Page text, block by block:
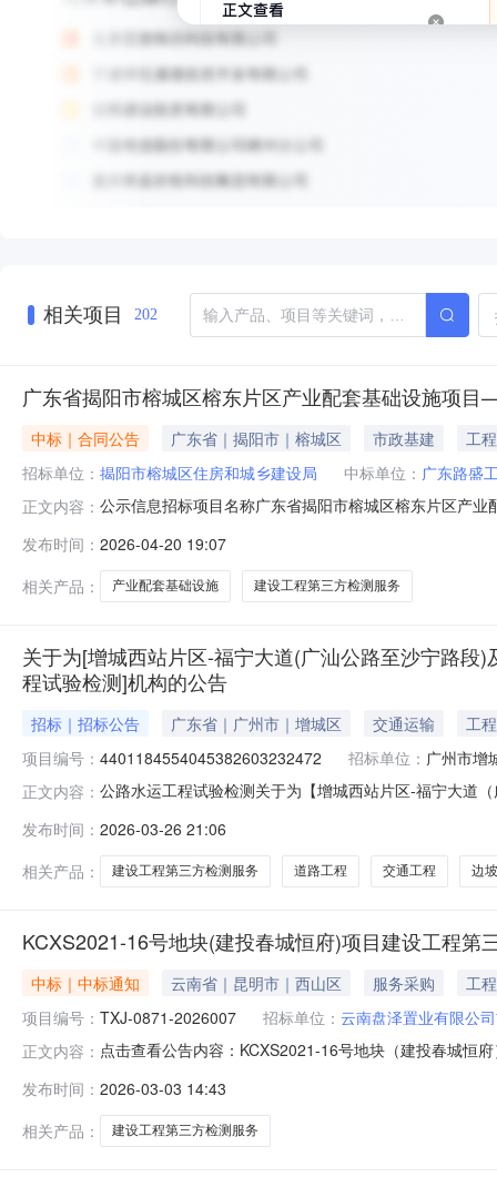
相关项目 202
广东省揭阳市榕城区榕东片区产业配套基础设施项
中标｜合同公告 广东省｜揭阳市｜榕城区 市政基建
工程
招标单位： 揭阳市榕城区住房和城乡建设局 中标单位： 广东路盛
正文内容： 公示信息招标项目名称广东省揭阳市榕城区榕东片区产
市榕城区住房和城乡建设局招标人统一社会信用代码
人或其
发布时间： 2026-04-20 19:07
相关产品：
产业配套基础设施 建设工程第三方检测服务
关于为[增城西站片区-福宁大道(广汕公路至沙宁路
程试验检测]机构的公告
招标｜招标公告 广东省｜广州市｜增城区 交通运输
工程
项目编号： 4401184554045382603232472 招标单位： 广州市增
正文内容： 公路水运工程试验检测关于为【增城西站片区-福宁大道
下：项目业主广州市增城区地方公路管理总站采购项目
测服务中介服务事项投资审批项目是
发布时间： 2026-03-26 21:06
相关产品：
建设工程第三方检测服务 道路工程 交通工程 边
KCXS2021-16号地块(建投春城恒府)项目建设工程第
中标｜中标通知 云南省｜昆明市｜西山区 服务采购
工程
项目编号： TXJ-0871-2026007 招标单位： 云南盘泽置业有限公
正文内容： 点击查看公告内容：KCXS2021-16号地块（建投春城恒
发布时间： 2026-03-03 14:43
相关产品：
建设工程第三方检测服务